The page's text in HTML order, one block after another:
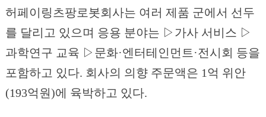
허페이링츠팡로봇회사는 여러 제품 군에서 선두
를 달리고 있으며 응용 분야는 ▷가사 서비스 ▷
과학연구 교육 ▷문화·엔터테인먼트·전시회 등을
포함하고 있다. 회사의 의향 주문액은 1억 위안
(193억원)에 육박하고 있다.